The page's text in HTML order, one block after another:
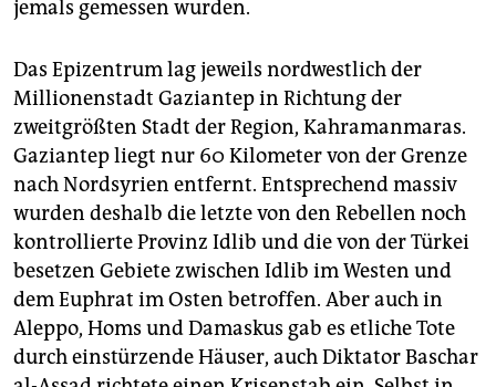
jemals gemessen wurden.
Das Epizentrum lag jeweils nordwestlich der
Millionenstadt Gaziantep in Richtung der
zweitgrößten Stadt der Region, Kahramanmaras.
Gaziantep liegt nur 60 Kilometer von der Grenze
nach Nordsyrien entfernt. Entsprechend massiv
wurden deshalb die letzte von den Rebellen noch
kontrollierte Provinz Idlib und die von der Türkei
besetzen Gebiete zwischen Idlib im Westen und
dem Euph­rat im Osten betroffen. Aber auch in
Aleppo, Homs und Damaskus gab es etliche Tote
durch einstürzende Häuser, auch Diktator Baschar